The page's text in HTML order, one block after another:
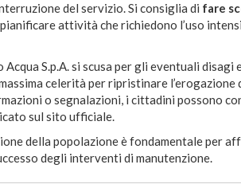
del servizio. Si consiglia di fare
attività che richiedono l’uso
Acqua S.p.A. si scusa per gli eventuali
celerità per ripristinare l’erogazione
o segnalazioni, i cittadini possono
sul sito ufficiale.
della popolazione è fondamentale per
degli interventi di manutenzione.